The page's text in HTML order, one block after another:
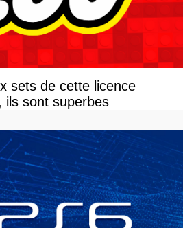
sets de cette licence
ils sont superbes